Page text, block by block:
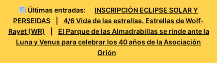
Últimas entradas:
INSCRIPCIÓN ECLIPSE SOLAR Y
PERSEIDAS
4/6 Vida de las estrellas. Estrellas de Wolf-
Rayet (WR)
El Parque de las Almadrabillas se rinde ante la
Luna y Venus para celebrar los 40 años de la Asociación
Orión